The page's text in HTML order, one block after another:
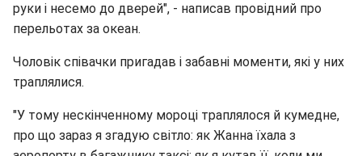
руки і несемо до дверей", - написав провідний про
перельотах за океан.
Чоловік співачки пригадав і забавні моменти, які у них
траплялися.
"У тому нескінченному мороці траплялося й кумедне,
про що зараз я згадую світло: як Жанна їхала з